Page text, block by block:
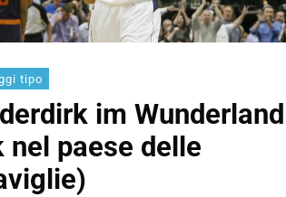
tipo
im Wunderland
nel paese delle